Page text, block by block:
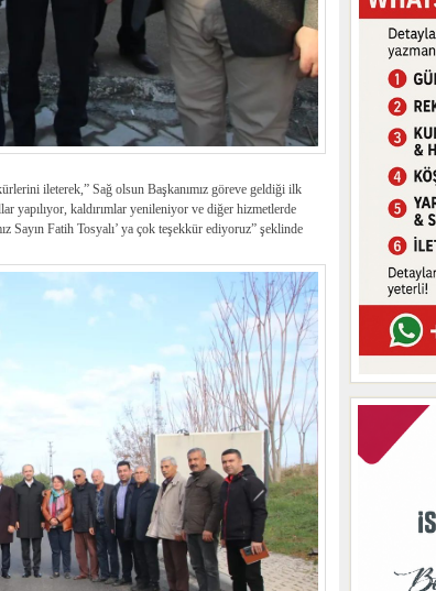
ileterek,” Sağ olsun Başkanımız göreve geldiği ilk
yapılıyor, kaldırımlar yenileniyor ve diğer hizmetlerde
Sayın Fatih Tosyalı’ ya çok teşekkür ediyoruz” şeklinde